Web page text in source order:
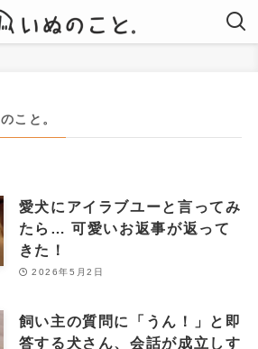
こと。
愛犬にアイラブユーと言ってみ
たら… 可愛いお返事が返って
きた！
2026年5月2日
飼い主の質問に「うん！」と即
答する犬さん、会話が成立しす